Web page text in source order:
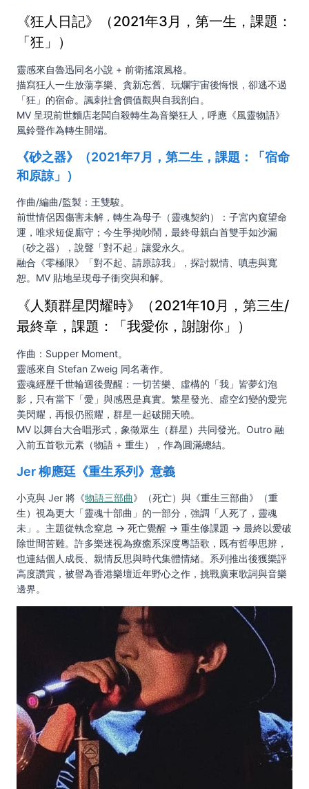
《狂人日記》（2021年3月，第一生，課題：
「狂」）
靈感來自魯迅同名小說 + 前衛搖滾風格。
描寫狂人一生放蕩享樂、貪新忘舊、玩爛宇宙後悔恨，卻逃不過
「狂」的宿命。諷刺社會價值觀與自我剖白。
MV 呈現前世麵店老闆自殺轉生為音樂狂人，呼應《風靈物語》
風鈴聲作為轉生開端。
《砂之器》（2021年7月，第二生，課題：「宿命
和原諒」）
作曲/編曲/監製：王雙駿。
前世情侶因傷害未解，轉生為母子（靈魂契約）：子宮內窺望命
運，唯求短促廝守；今生爭拗吵鬧，最終母親白首雙手如沙漏
（砂之器），說聲「對不起」讓愛永久。
融合《零極限》「對不起、請原諒我」，探討親情、嗔恚與寬
恕。MV 貼地呈現母子衝突與和解。
《人類群星閃耀時》（2021年10月，第三生/
最終章，課題：「我愛你，謝謝你」）
作曲：Supper Moment。
靈感來自 Stefan Zweig 同名著作。
靈魂經歷千世輪迴後覺醒：一切苦樂、虛構的「我」皆夢幻泡
影，只有當下「愛」與感恩是真實。繁星發光、虛空幻變的愛完
美閃耀，再恨仍照耀，群星一起破開天曉。
MV 以舞台大合唱形式，象徵眾生（群星）共同發光。Outro 融
入前五首歌元素（物語 + 重生），作為圓滿總結。
Jer 柳應廷《重生系列》意義
小克與 Jer 將《物語三部曲》（死亡）與《重生三部曲》（重
生）視為更大「靈魂十部曲」的一部分，強調「人死了，靈魂
未」。主題從執念窒息 → 死亡覺醒 → 重生修課題 → 最終以愛破
除世間苦難。許多樂迷視為療癒系深度粵語歌，既有哲學思辨，
也連結個人成長、親情反思與時代集體情緒。系列推出後獲樂評
高度讚賞，被譽為香港樂壇近年野心之作，挑戰廣東歌詞與音樂
邊界。